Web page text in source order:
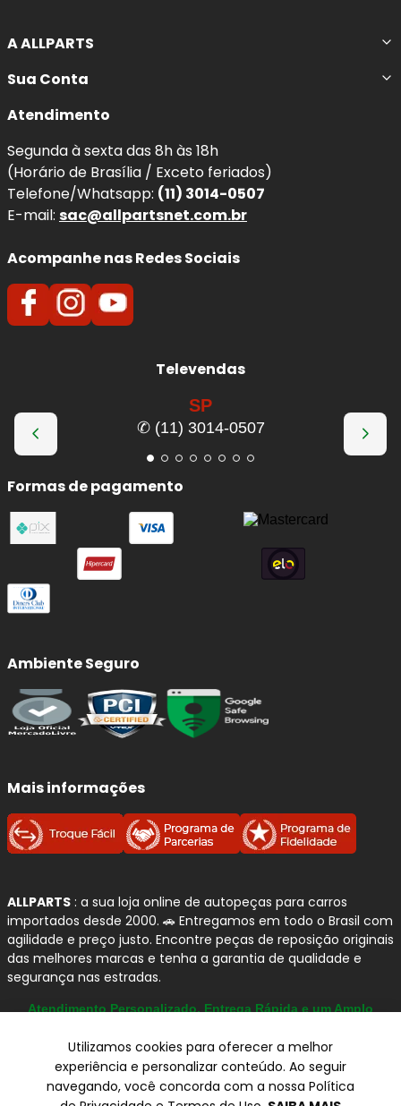
A ALLPARTS
Sua Conta
Atendimento
Segunda à sexta das 8h às 18h
(Horário de Brasília / Exceto feriados)
Telefone/Whatsapp: (11) 3014-0507
E-mail: sac@allpartsnet.com.br
Acompanhe nas Redes Sociais
Televendas
SP
✆ (11) 3014-0507
Formas de pagamento
Ambiente Seguro
Mais informações
ALLPARTS : a sua loja online de autopeças para carros
importados desde 2000. 🚗 Entregamos em todo o Brasil com
agilidade e preço justo. Encontre peças de reposição originais
das melhores marcas e tenha a garantia de qualidade e
segurança nas estradas.
Atendimento Personalizado, Entrega Rápida e um Amplo
Utilizamos cookies para oferecer a melhor
experiência e personalizar conteúdo. Ao seguir
navegando, você concorda com a nossa Política